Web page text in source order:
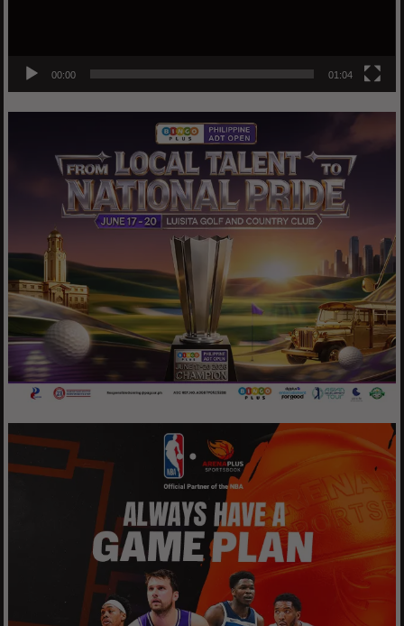
00:00 01:04